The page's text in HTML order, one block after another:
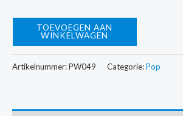
Wonder
/
-
TOEVOEGEN AAN
WINKELWAGEN
Artikelnummer:PW049 Categorie:Pop